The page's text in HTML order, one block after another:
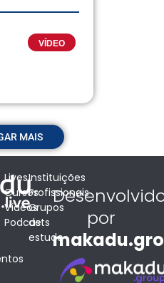
VÍDEO
MAIS
Lives
Cursos
Vídeos
Podcasts
Instituições
Profissionais
Grupos
de
estudo
por